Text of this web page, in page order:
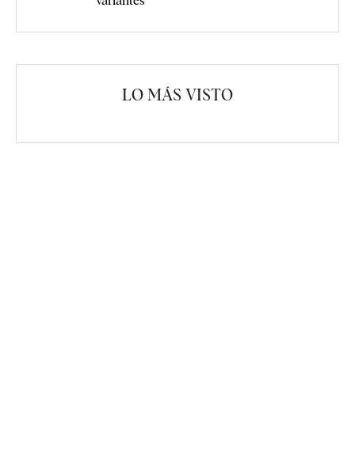
LO MÁS VISTO